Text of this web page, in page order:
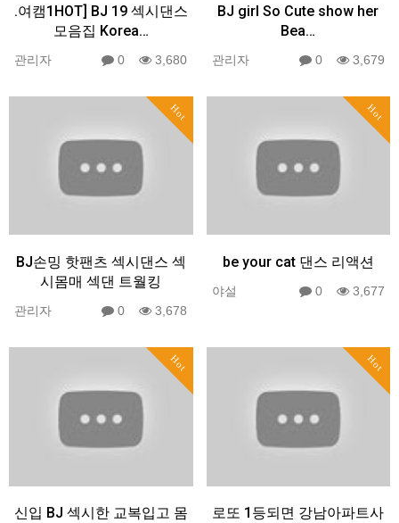
.여캠1HOT] BJ 19 섹시댄스
모음집 Korea…
관리자 0 3,680
BJ girl So Cute show her
Bea…
관리자 0 3,679
Hot
BJ손밍 핫팬츠 섹시댄스 섹
시몸매 섹댄 트월킹
관리자 0 3,678
Hot
be your cat 댄스 리액션
야설 0 3,677
Hot
신입 BJ 섹시한 교복입고 몸
Hot
로또 1등되면 강남아파트사